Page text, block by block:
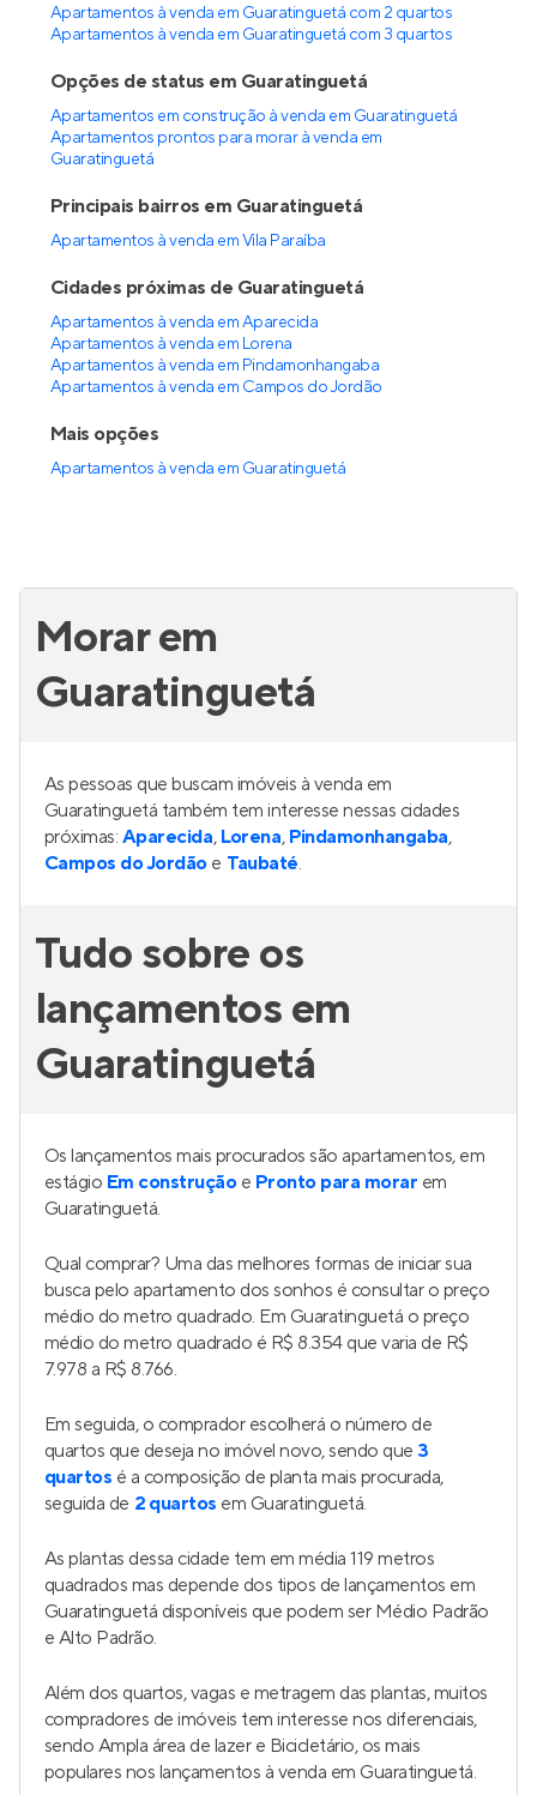
Apartamentos à venda em Guaratinguetá com 2 quartos
Apartamentos à venda em Guaratinguetá com 3 quartos
Opções de status em Guaratinguetá
Apartamentos em construção à venda em Guaratinguetá
Apartamentos prontos para morar à venda em
Guaratinguetá
Principais bairros em Guaratinguetá
Apartamentos à venda em Vila Paraíba
Cidades próximas de Guaratinguetá
Apartamentos à venda em Aparecida
Apartamentos à venda em Lorena
Apartamentos à venda em Pindamonhangaba
Apartamentos à venda em Campos do Jordão
Mais opções
Apartamentos à venda em Guaratinguetá
Morar em
Guaratinguetá
As pessoas que buscam imóveis à venda em
Guaratinguetá também tem interesse nessas cidades
próximas: Aparecida, Lorena, Pindamonhangaba,
Campos do Jordão e Taubaté.
Tudo sobre os
lançamentos em
Guaratinguetá
Os lançamentos mais procurados são apartamentos, em
estágio Em construçãoe Pronto para morar em
Guaratinguetá.
Qual comprar? Uma das melhores formas de iniciar sua
busca pelo apartamento dos sonhos é consultar o preço
médio do metro quadrado. Em Guaratinguetá o preço
médio do metro quadrado é R$ 8.354 que varia de R$
7.978 a R$ 8.766.
Em seguida, o comprador escolherá o número de
quartos que deseja no imóvel novo, sendo que 3
quartos é a composição de planta mais procurada,
seguida de 2 quartos em Guaratinguetá.
As plantas dessa cidade tem em média 119 metros
quadrados mas depende dos tipos de lançamentos em
Guaratinguetá disponíveis que podem ser Médio Padrão
e Alto Padrão.
Além dos quartos, vagas e metragem das plantas, muitos
compradores de imóveis tem interesse nos diferenciais,
sendo Ampla área de lazer e Bicicletário, os mais
populares nos lançamentos à venda em Guaratinguetá.